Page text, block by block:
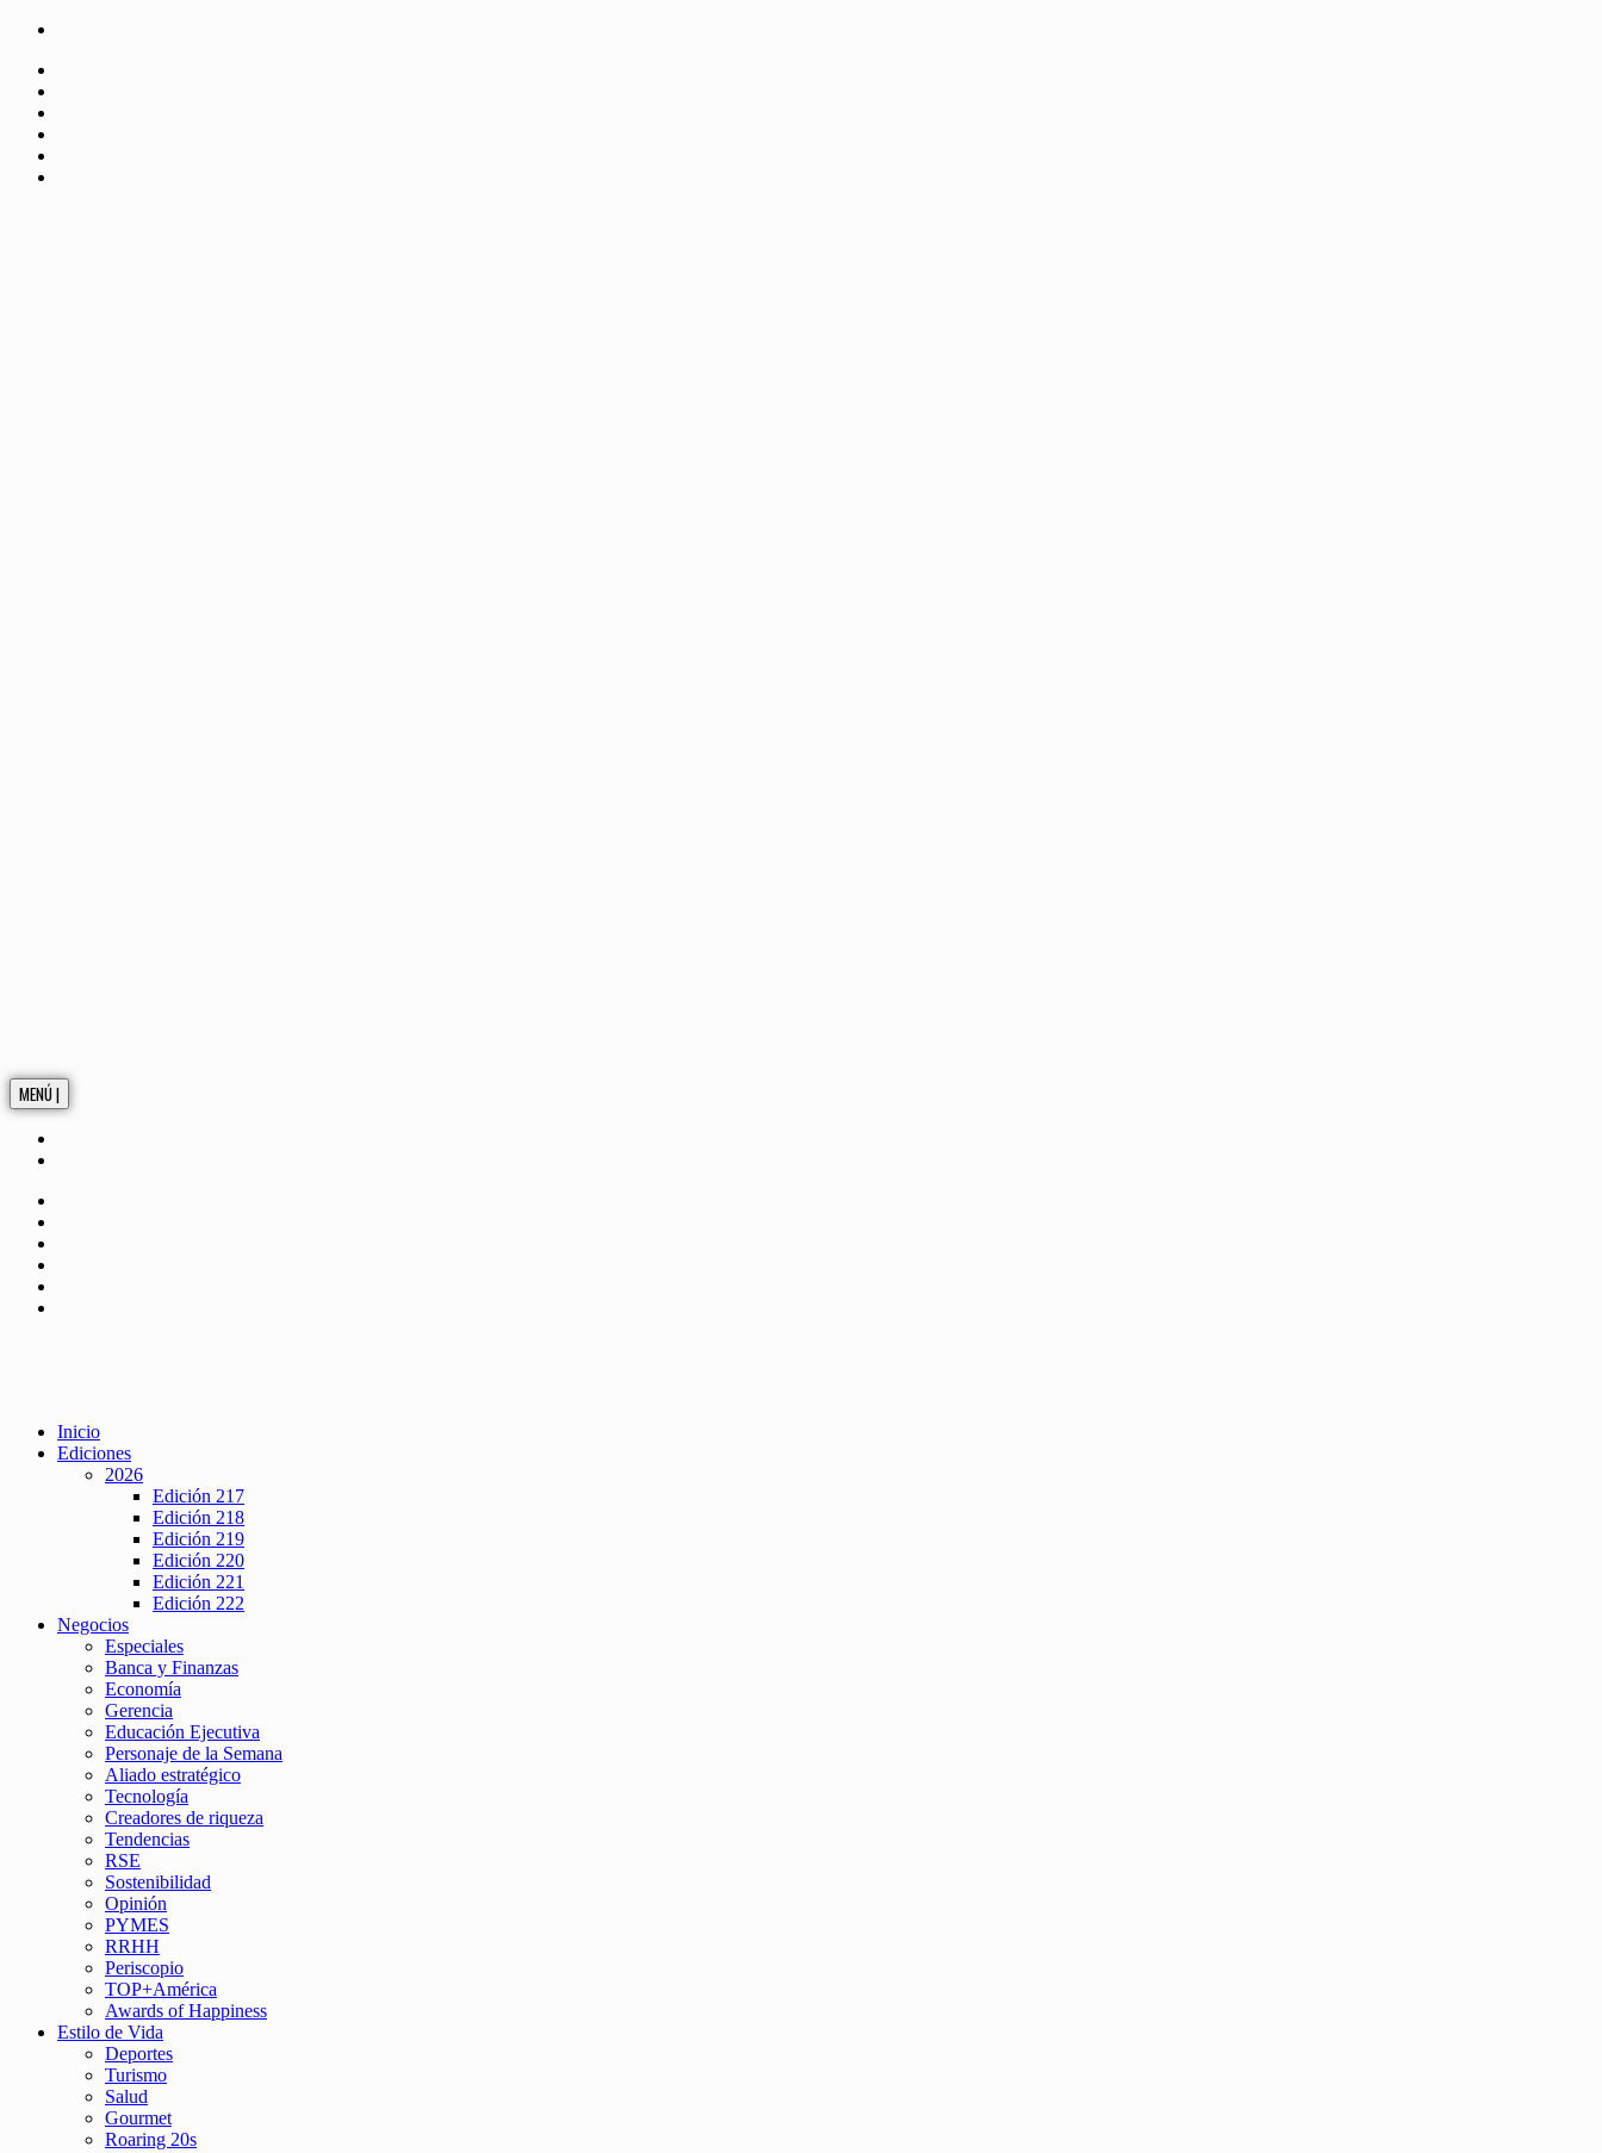
MENÚ |
Inicio
Ediciones
2026
Edición 217
Edición 218
Edición 219
Edición 220
Edición 221
Edición 222
Negocios
Especiales
Banca y Finanzas
Economía
Gerencia
Educación Ejecutiva
Personaje de la Semana
Aliado estratégico
Tecnología
Creadores de riqueza
Tendencias
RSE
Sostenibilidad
Opinión
PYMES
RRHH
Periscopio
TOP+América
Awards of Happiness
Estilo de Vida
Deportes
Turismo
Salud
Gourmet
Roaring 20s